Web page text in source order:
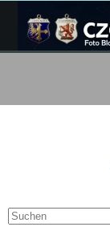
Inhalt
springen